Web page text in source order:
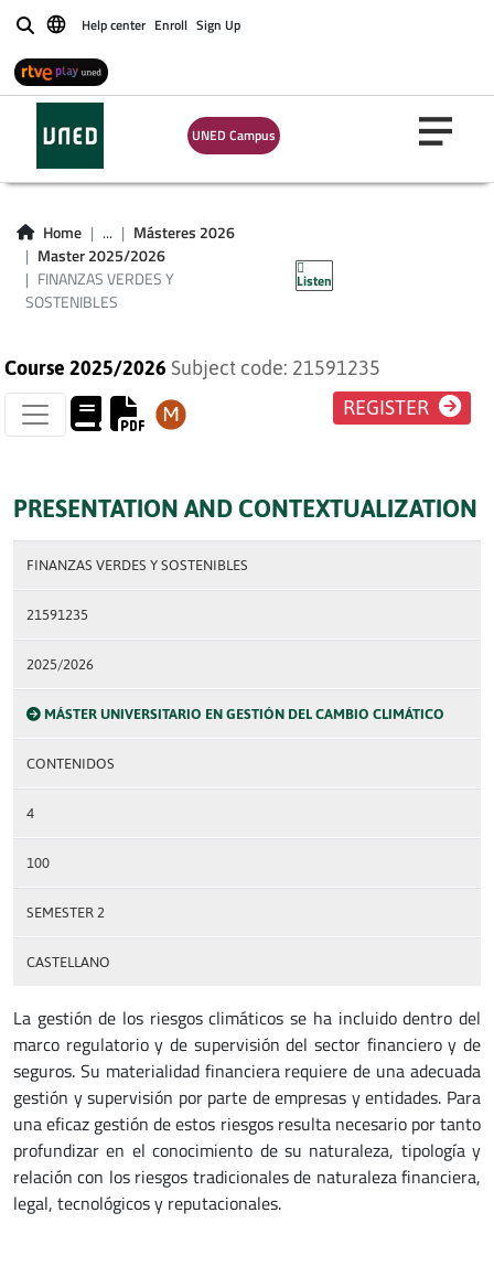
BuscarHelp center Enroll Sign Up
UNED Campus
Home ...
Másteres 2026
Master 2025/2026
FINANZAS VERDES Y
SOSTENIBLES
Listen
FINANZAS VERDES
Y SOSTENIBLES
Course 2025/2026 Subject code: 21591235
REGISTER
PRESENTATION AND CONTEXTUALIZATION
FINANZAS VERDES Y SOSTENIBLES
21591235
2025/2026
MÁSTER UNIVERSITARIO EN GESTIÓN DEL CAMBIO CLIMÁTICO
CONTENIDOS
4
100
SEMESTER 2
CASTELLANO
La gestión de los riesgos climáticos se ha incluido dentro del
marco regulatorio y de supervisión del sector financiero y de
seguros. Su materialidad financiera requiere de una adecuada
gestión y supervisión por parte de empresas y entidades. Para
una eficaz gestión de estos riesgos resulta necesario por tanto
profundizar en el conocimiento de su naturaleza, tipología y
relación con los riesgos tradicionales de naturaleza financiera,
legal, tecnológicos y reputacionales.